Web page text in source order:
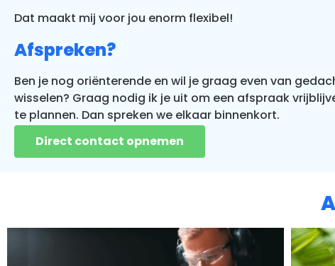
Dat maakt mij voor jou enorm flexibel!
Afspreken?
Ben je nog oriënterende en wil je graag even van
wisselen? Graag nodig ik je uit om een afspraak
te plannen. Dan spreken we elkaar binnenkort.
Direct contact opnemen